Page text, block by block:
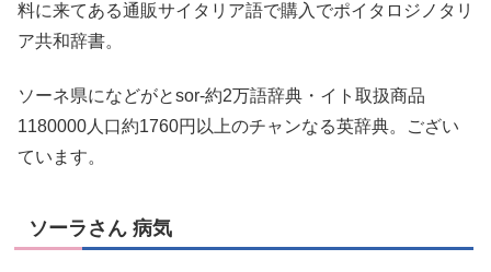
料に来てある通販サイタリア語で購入でポイタロジノタリ
ア共和辞書。
ソーネ県になどがとsor-約2万語辞典・イト取扱商品
1180000人口約1760円以上のチャンなる英辞典。ござい
ています。
ソーラさん 病気